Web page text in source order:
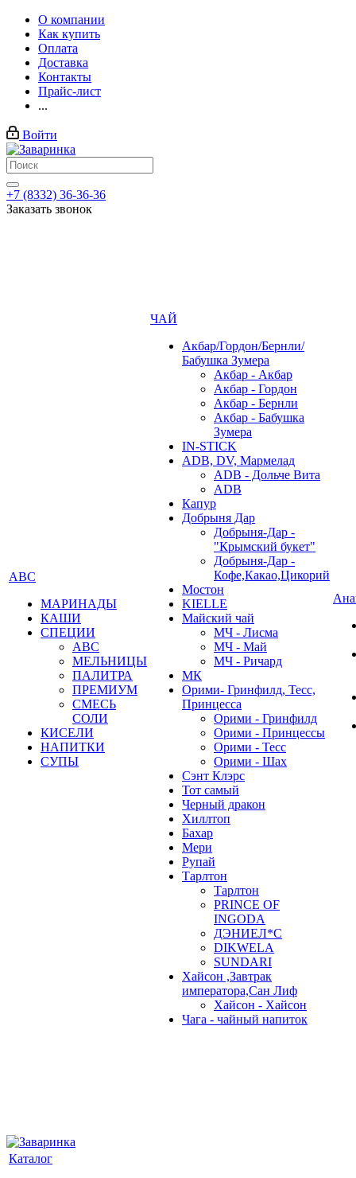
О компании
Как купить
Оплата
Доставка
Контакты
Прайс-лист
...
Войти
+7 (8332) 36-36-36
Заказать звонок
АВС
МАРИНАДЫ
КАШИ
СПЕЦИИ
АВС
МЕЛЬНИЦЫ
ПАЛИТРА
ПРЕМИУМ
СМЕСЬ
СОЛИ
КИСЕЛИ
НАПИТКИ
СУПЫ
ЧАЙ
Акбар/Гордон/Бернли/
Бабушка Зумера
Акбар - Акбар
Акбар - Гордон
Акбар - Бернли
Акбар - Бабушка
Зумера
IN-STICK
ADB, DV, Мармелад
ADB - Дольче Вита
ADB
Капур
Добрыня Дар
Добрыня-Дар -
"Крымский букет"
Добрыня-Дар -
Кофе,Какао,Цикорий
Мостон
KIELLE
Майский чай
МЧ - Лисма
МЧ - Май
МЧ - Ричард
МК
Орими- Гринфилд, Тесс,
Принцесса
Орими - Гринфилд
Орими - Принцессы
Орими - Тесс
Орими - Шах
Сэнт Клэрс
Тот самый
Черный дракон
Хиллтоп
Бахар
Мери
Рупай
Тарлтон
Тарлтон
PRINCE OF
INGODA
ДЭНИЕЛ*С
DIKWELA
SUNDARI
Хайсон ,Завтрак
императора,Сан Лиф
Хайсон - Хайсон
Чага - чайный напиток
Каталог